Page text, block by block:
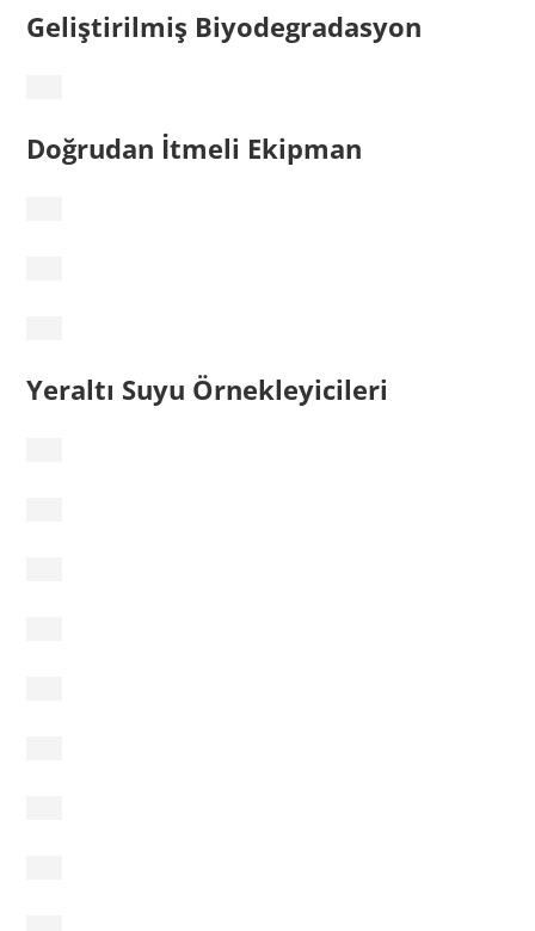
Geliştirilmiş Biyodegradasyon
Doğrudan İtmeli Ekipman
Yeraltı Suyu Örnekleyicileri